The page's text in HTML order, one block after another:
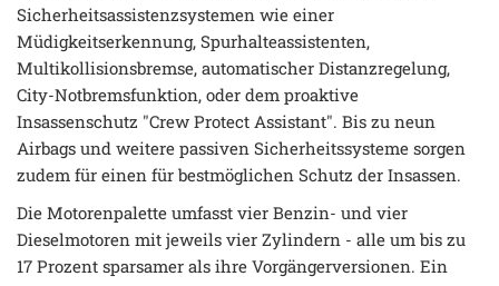
Sicherheitsassistenzsystemen wie einer
Müdigkeitserkennung, Spurhalteassistenten,
Multikollisionsbremse, automatischer Distanzregelung,
City-Notbremsfunktion, oder dem proaktive
Insassenschutz "Crew Protect Assistant". Bis zu neun
Airbags und weitere passiven Sicherheitssysteme sorgen
zudem für einen für bestmöglichen Schutz der Insassen.
Die Motorenpalette umfasst vier Benzin- und vier
Dieselmotoren mit jeweils vier Zylindern - alle um bis zu
17 Prozent sparsamer als ihre Vorgängerversionen. Ein